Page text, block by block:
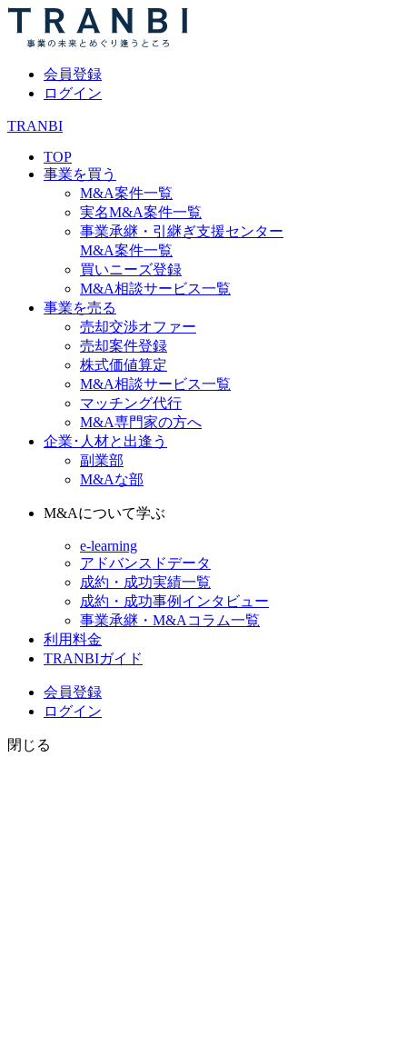
会員登録
ログイン
TRANBI
TOP
事業を買う
M&A案件一覧
実名M&A案件一覧
事業承継・引継ぎ支援センター
M&A案件一覧
買いニーズ登録
M&A相談サービス一覧
事業を売る
売却交渉オファー
売却案件登録
株式価値算定
M&A相談サービス一覧
マッチング代行
M&A専門家の方へ
企業･人材と出逢う
副業部
M&Aな部
M&Aについて学ぶ
e-learning
アドバンスドデータ
成約・成功実績一覧
成約・成功事例インタビュー
事業承継・M&Aコラム一覧
利用料金
TRANBIガイド
会員登録
ログイン
閉じる